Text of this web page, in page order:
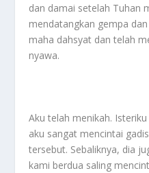
dan damai setelah Tuhan
mendatangkan gempa
maha dahsyat dan telah
nyawa.
Aku telah menikah.
aku sangat mencintai
tersebut. Sebaliknya, dia
kami berdua saling